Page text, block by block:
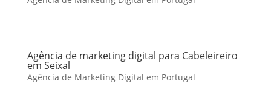
Agência de marketing digital para Cabeleireiro
em Seixal
Agência de Marketing Digital em Portugal